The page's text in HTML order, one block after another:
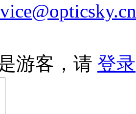
游客，请 登录